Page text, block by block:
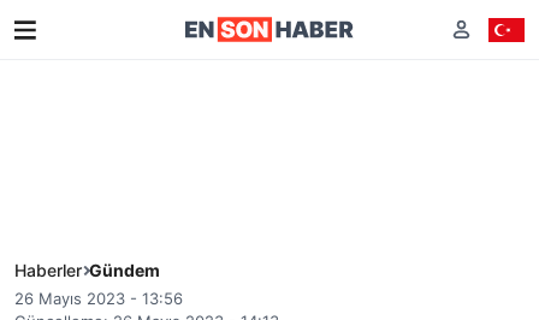
Haberler Gündem
26 Mayıs 2023 - 13:56